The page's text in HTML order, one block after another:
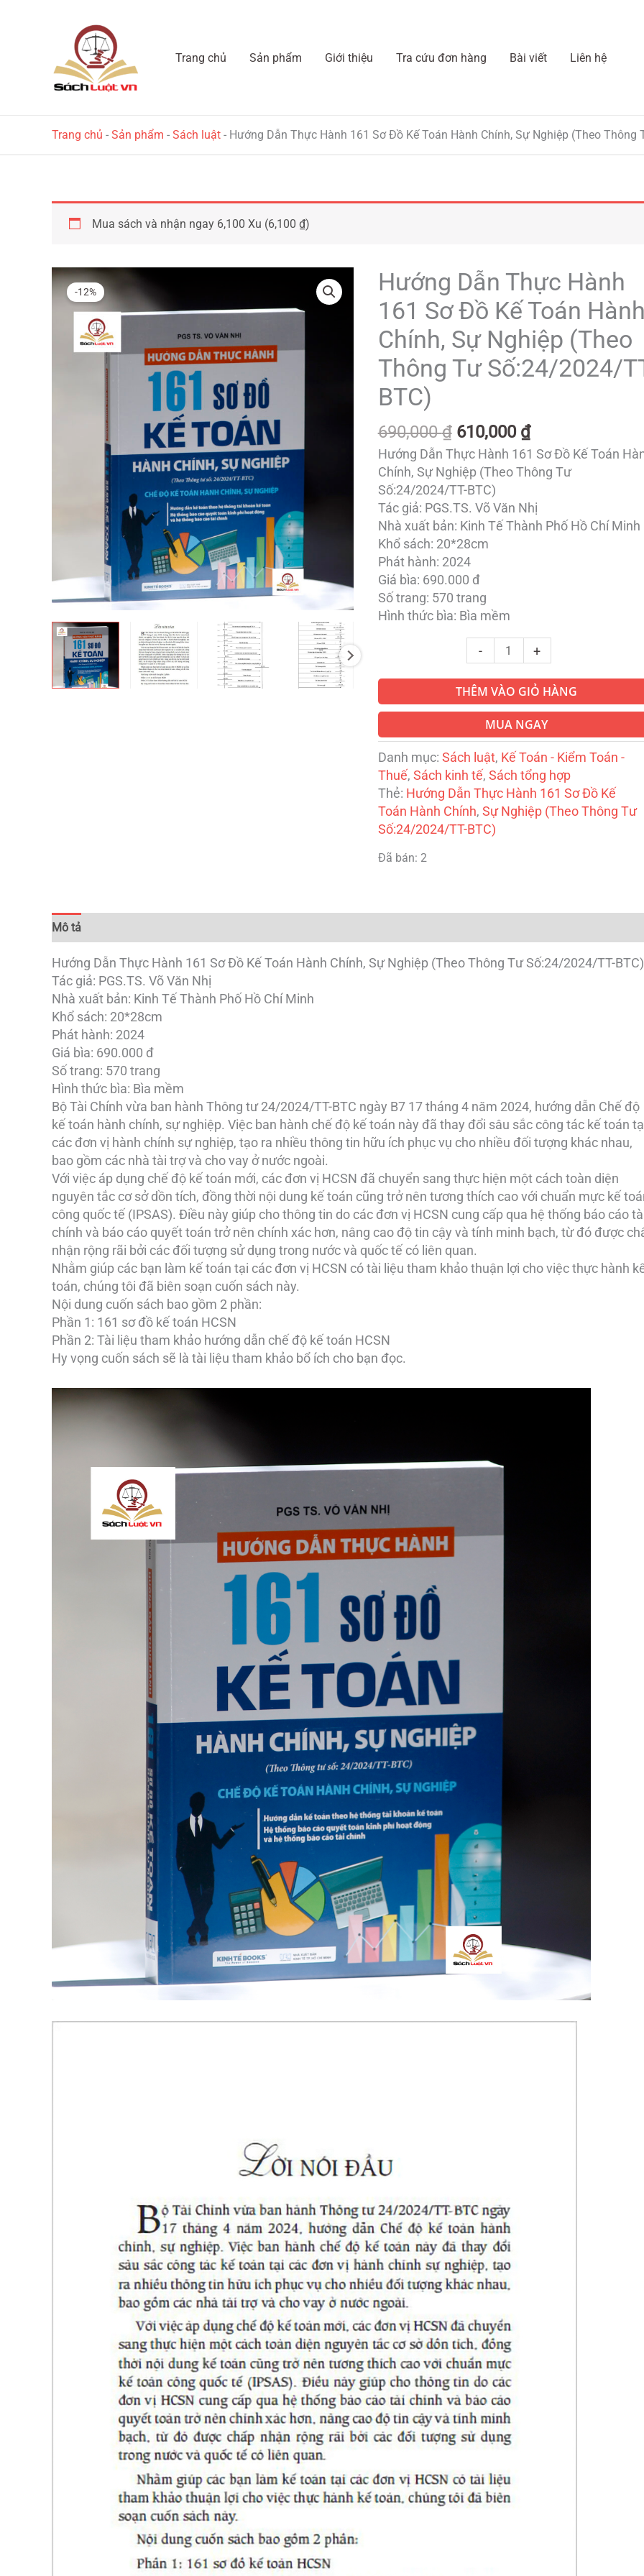
Trang chủ Sản phẩm Giới thiệu Tra cứu đơn hàng Bài viết Liên hệ
Trang chủ - Sản phẩm - Sách luật - Hướng Dẫn Thực Hành 161 Sơ Đồ Kế Toán Hành Chính, Sự Nghiệp (Theo Thông
Mua sách và nhận ngay 6,100 Xu (6,100 ₫)
-12%
Hướng Dẫn Thực Hành
161 Sơ Đồ Kế Toán Hành
Chính, Sự Nghiệp (Theo
Thông Tư Số:24/2024/
BTC)
690,000₫
Giá
gốc
là:
690,000 ₫.
610,000 ₫
Giá
hiện
tại
là:
610,000 ₫.
Hướng Dẫn Thực Hành 161 Sơ Đồ Kế Toán
Chính, Sự Nghiệp (Theo Thông Tư
Số:24/2024/TT-BTC)
Tác giả: PGS.TS. Võ Văn Nhị
Nhà xuất bản: Kinh Tế Thành Phố Hồ Chí Minh
Khổ sách: 20*28cm
Phát hành: 2024
Giá bìa: 690.000 đ
Số trang: 570 trang
Hình thức bìa: Bìa mềm
-
Hướng
Dẫn
Thực
Hành
161
Sơ
Hành
Chính,
Sự
Nghiệp
(Theo
Thông
Tư
Số:24/2024/TT-
BTC)
số
lượng
+
THÊM VÀO GIỎ HÀNG
MUA NGAY
Danh mục: Sách luật, Kế Toán - Kiểm Toán -
Thuế, Sách kinh tế, Sách tổng hợp
Thẻ: Hướng Dẫn Thực Hành 161 Sơ Đồ Kế
Toán Hành Chính, Sự Nghiệp (Theo Thông Tư
Số:24/2024/TT-BTC)
Đã bán: 2
Mô tả
Hướng Dẫn Thực Hành 161 Sơ Đồ Kế Toán Hành Chính, Sự Nghiệp (Theo Thông Tư Số:24/2024/TT-BTC)
Tác giả: PGS.TS. Võ Văn Nhị
Nhà xuất bản: Kinh Tế Thành Phố Hồ Chí Minh
Khổ sách: 20*28cm
Phát hành: 2024
Giá bìa: 690.000 đ
Số trang: 570 trang
Hình thức bìa: Bìa mềm
Bộ Tài Chính vừa ban hành Thông tư 24/2024/TT-BTC ngày B7 17 tháng 4 năm 2024, hướng dẫn Chế độ
kế toán hành chính, sự nghiệp. Việc ban hành chế độ kế toán này đã thay đổi sâu sắc công tác kế toán
các đơn vị hành chính sự nghiệp, tạo ra nhiều thông tin hữu ích phục vụ cho nhiều đối tượng khác nhau,
bao gồm các nhà tài trợ và cho vay ở nước ngoài.
Với việc áp dụng chế độ kế toán mới, các đơn vị HCSN đã chuyển sang thực hiện một cách toàn diện
nguyên tắc cơ sở dồn tích, đồng thời nội dung kế toán cũng trở nên tương thích cao với chuẩn mực kế
công quốc tế (IPSAS). Điều này giúp cho thông tin do các đơn vị HCSN cung cấp qua hệ thống báo cáo
chính và báo cáo quyết toán trở nên chính xác hơn, nâng cao độ tin cậy và tính minh bạch, từ đó được
nhận rộng rãi bởi các đối tượng sử dụng trong nước và quốc tế có liên quan.
Nhằm giúp các bạn làm kế toán tại các đơn vị HCSN có tài liệu tham khảo thuận lợi cho việc thực hành
toán, chúng tôi đã biên soạn cuốn sách này.
Nội dung cuốn sách bao gồm 2 phần:
Phần 1: 161 sơ đồ kế toán HCSN
Phần 2: Tài liệu tham khảo hướng dẫn chế độ kế toán HCSN
Hy vọng cuốn sách sẽ là tài liệu tham khảo bổ ích cho bạn đọc.